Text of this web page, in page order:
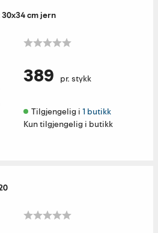
cm jern
389 pr. stykk
Tilgjengelig i 1 butikk
Kun tilgjengelig i butikk